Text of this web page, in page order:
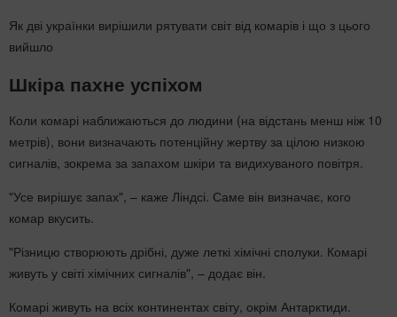
Як дві українки вирішили рятувати світ від комарів і що з цього
вийшло
Шкіра пахне успіхом
Коли комарі наближаються до людини (на відстань менш ніж 10
метрів), вони визначають потенційну жертву за цілою низкою
сигналів, зокрема за запахом шкіри та видихуваного повітря.
"Усе вирішує запах", – каже Ліндсі. Саме він визначає, кого
комар вкусить.
"Різницю створюють дрібні, дуже леткі хімічні сполуки. Комарі
живуть у світі хімічних сигналів", – додає він.
Комарі живуть на всіх континентах світу, окрім Антарктиди.